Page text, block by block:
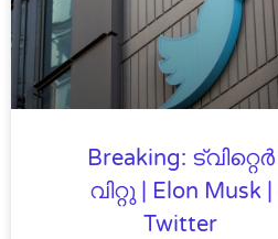
Breaking: ട്വിറ്റെർ
വിറ്റു | Elon Musk |
Twitter